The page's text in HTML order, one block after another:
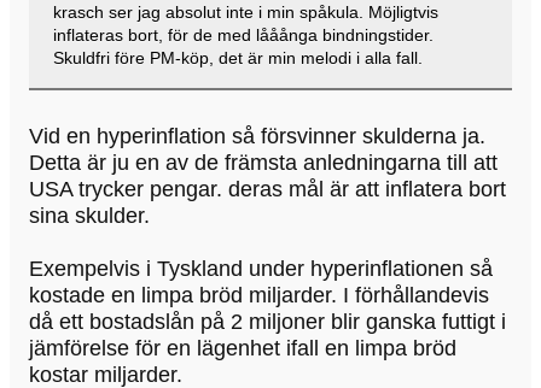
krasch ser jag absolut inte i min spåkula. Möjligtvis
inflateras bort, för de med lååånga bindningstider.
Skuldfri före PM-köp, det är min melodi i alla fall.
Vid en hyperinflation så försvinner skulderna ja.
Detta är ju en av de främsta anledningarna till att
USA trycker pengar. deras mål är att inflatera bort
sina skulder.
Exempelvis i Tyskland under hyperinflationen så
kostade en limpa bröd miljarder. I förhållandevis
då ett bostadslån på 2 miljoner blir ganska futtigt i
jämförelse för en lägenhet ifall en limpa bröd
kostar miljarder.